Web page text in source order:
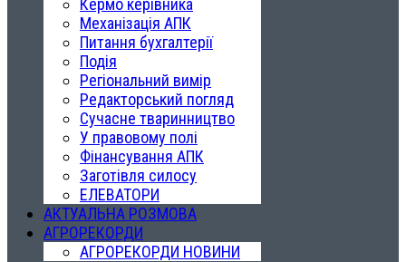
Кермо керівника
Механізація АПК
Питання бухгалтерії
Подія
Регіональний вимір
Редакторський погляд
Сучасне тваринництво
У правовому полі
Фінансування АПК
Заготівля силосу
ЕЛЕВАТОРИ
АКТУАЛЬНА РОЗМОВА
АГРОРЕКОРДИ
АГРОРЕКОРДИ НОВИНИ